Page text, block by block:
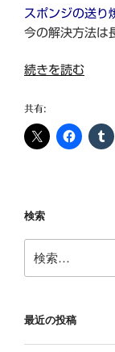
スポンジの送り
今の解決方法は
“ゴ
の
送
り
り
ま
す
焼
続きを読む
共有:
検索
索:
最近の投稿